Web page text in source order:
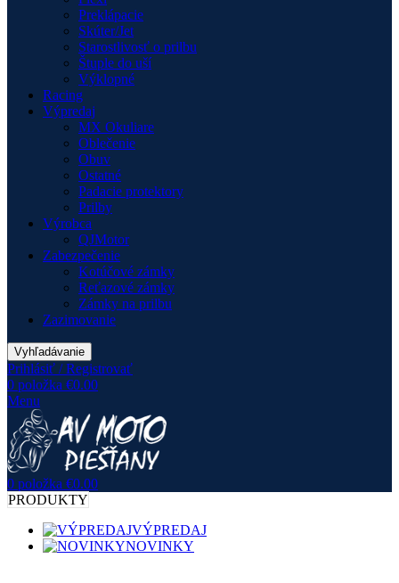
Preklápacie
Skúter/Jet
Starostlivosť o prilbu
Štuple do uší
Výklopné
Racing
Výpredaj
MX Okuliare
Oblečenie
Obuv
Ostatné
Padacie protektory
Prilby
Výrobca
QJMotor
Zabezpečenie
Kotúčové zámky
Reťazové zámky
Zámky na prilbu
Zazimovanie
Vyhľadávanie
Prihlásiť / Registrovať
0 položka €0.00
Menu
0 položka €0.00
PRODUKTY
VÝPREDAJ
NOVINKY